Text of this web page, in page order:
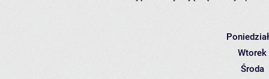
Wtorek
Środa